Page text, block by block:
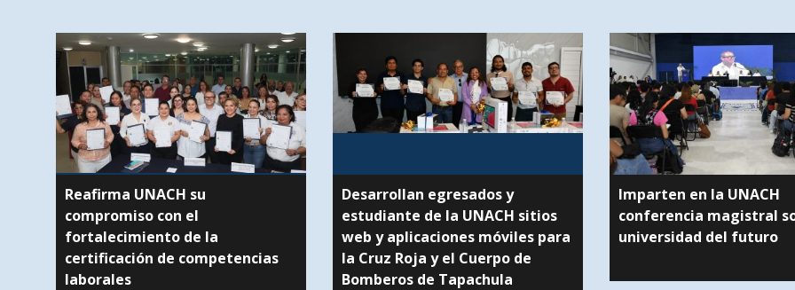
Reafirma UNACH su
compromiso con el
fortalecimiento de la
certificación de competencias
laborales
Desarrollan egresados y
estudiante de la UNACH sitios
web y aplicaciones móviles para
la Cruz Roja y el Cuerpo de
Bomberos de Tapachula
Imparten en la UNACH
conferencia magistral
universidad del futuro